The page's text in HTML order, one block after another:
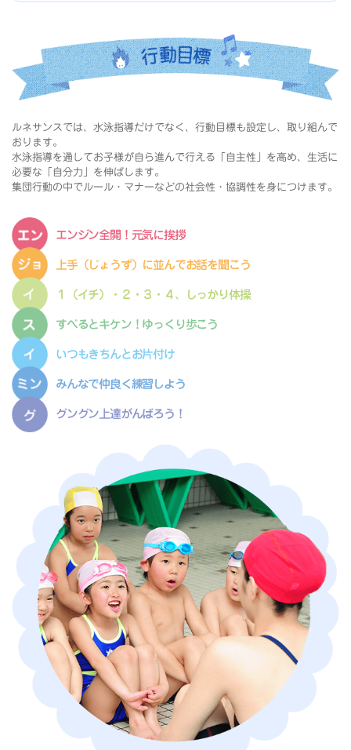
ルネサンスでは、水泳指導だけでなく、行動目標も設定し、取り組んで
おります。
水泳指導を通してお子様が自ら進んで行える「自主性」を高め、生活に
必要な「自分力」を伸ばします。
集団行動の中でルール・マナーなどの社会性・協調性を身につけます。
エンジン全開！元気に挨拶
上手（じょうず）に並んでお話を聞こう
１（イチ）・２・３・４、しっかり体操
すべるとキケン！ゆっくり歩こう
いつもきちんとお片付け
みんなで仲良く練習しよう
グングン上達がんばろう！